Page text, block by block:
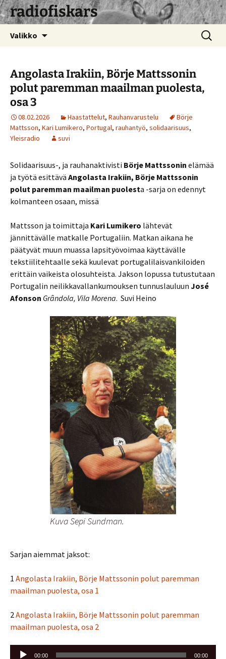
radiofiskars
Valikko Haku:
Angolasta Irakiin, Börje Mattssonin
polut paremman maailman puolesta,
osa 3
08.02.2026 Haastattelut, Rauhanvarustelu
Börje
Mattsson, Kari Lumikero, Portugal, rauhantyö, solidaarisuus,
Yleisradio
suvi
Solidaarisuus-, ja rauhanaktivisti Börje Mattssonin elämää
ja työtä esittävä Angolasta Irakiin, Börje Mattssonin
polut paremman maailman puolesta -sarja on edennyt
kolmanteen osaan, missä
Mattsson ja toimittaja Kari Lumikero lähtevät
jännittävälle matkalle Portugaliin. Matkan aikana he
päätyvät muun muassa lapsityövoimaa käyttävälle
tekstiilitehtaalle sekä kuulevat portugalilaisvankiloiden
erittäin vaikeista olosuhteista. Jakson lopussa tutustutaan
Portugalin neilikkavallankumouksen tunnuslauluun José
Afonson Grândola, Vila Morena. Suvi Heino
Kuva Sepi Sundman.
Sarjan aiemmat jaksot:
1 Angolasta Irakiin, Börje Mattssonin polut paremman
maailman puolesta, osa 1
2Angolasta Irakiin, Börje Mattssonin polut paremman
maailman puolesta, osa 2
Äänitoistin
00:00 00:00